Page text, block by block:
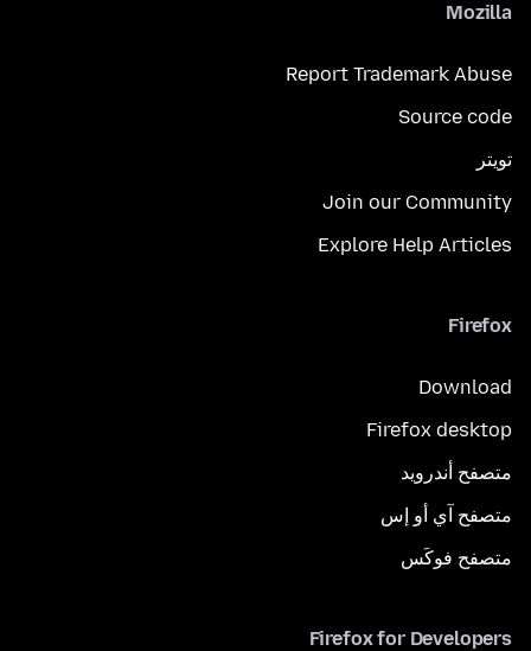
Mozilla
Report Trademark Abuse
Source code
تويتر
Join our Community
Explore Help Articles
Firefox
Download
Firefox desktop
متصفح أندرويد
متصفح آي أو إس
متصفح فوكَس
Firefox for Developers